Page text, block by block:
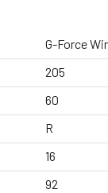
G-Force
205
60
R
16
92